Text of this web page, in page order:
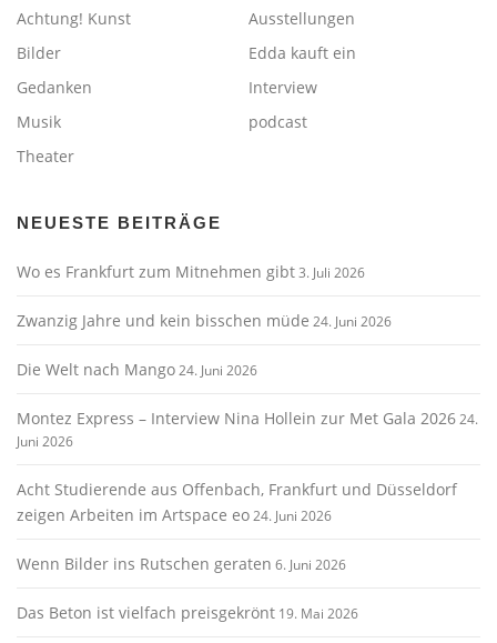
Achtung! Kunst
Ausstellungen
Bilder
Edda kauft ein
Gedanken
Interview
Musik
podcast
Theater
NEUESTE BEITRÄGE
Wo es Frankfurt zum Mitnehmen gibt3. Juli 2026
Zwanzig Jahre und kein bisschen müde 24. Juni 2026
Die Welt nach Mango24. Juni 2026
Montez Express – Interview Nina Hollein zur Met Gala 202624.
Juni 2026
Acht Studierende aus Offenbach, Frankfurt und Düsseldorf
zeigen Arbeiten im Artspace eo24. Juni 2026
Wenn Bilder ins Rutschen geraten 6. Juni 2026
Das Beton ist vielfach preisgekrönt 19. Mai 2026